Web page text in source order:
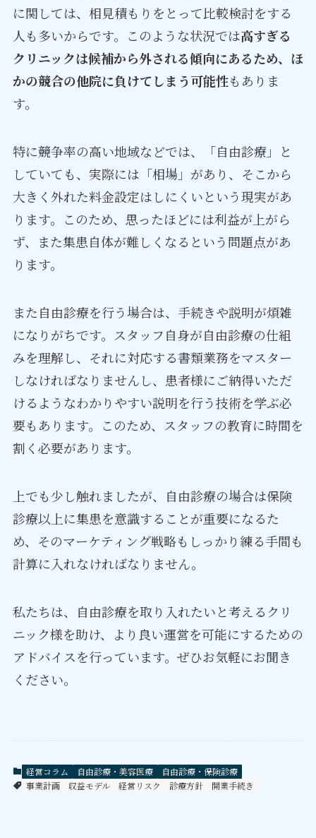
に関しては、相見積もりをとって比較検討をする
人も多いからです。このような状況では高すぎる
クリニックは候補から外される傾向にあるため、ほ
かの競合の他院に負けてしまう可能性もありま
す。
特に競争率の高い地域などでは、「自由診療」と
していても、実際には「相場」があり、そこから
大きく外れた料金設定はしにくいという現実があ
ります。このため、思ったほどには利益が上がら
ず、また集患自体が難しくなるという問題点があ
ります。
また自由診療を行う場合は、手続きや説明が煩雑
になりがちです。スタッフ自身が自由診療の仕組
みを理解し、それに対応する書類業務をマスター
しなければなりませんし、患者様にご納得いただ
けるようなわかりやすい説明を行う技術を学ぶ必
要もあります。このため、スタッフの教育に時間を
割く必要があります。
上でも少し触れましたが、自由診療の場合は保険
診療以上に集患を意識することが重要になるた
め、そのマーケティング戦略もしっかり練る手間も
計算に入れなければなりません。
私たちは、自由診療を取り入れたいと考えるクリ
ニック様を助け、より良い運営を可能にするための
アドバイスを行っています。ぜひお気軽にお聞き
ください。
経営コラム 自由診療・美容医療
自由診療・保険診療
事業計画
収益モデル 経営リスク 診療方針 開業手続き